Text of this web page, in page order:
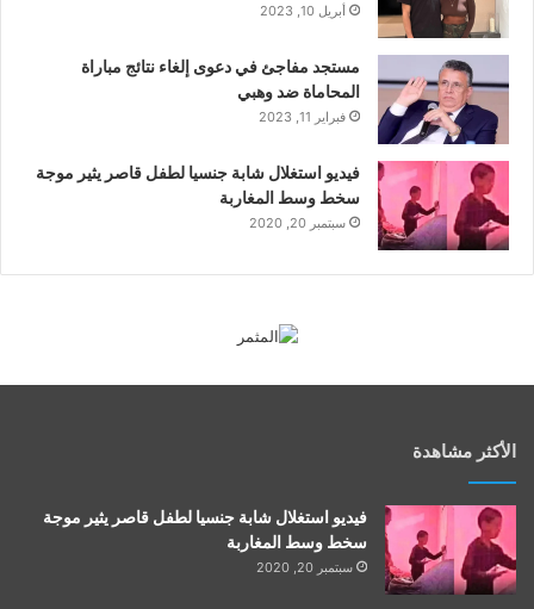
أبريل 10, 2023
مستجد مفاجئ في دعوى إلغاء نتائج مباراة
المحاماة ضد وهبي
فبراير 11, 2023
فيديو استغلال شابة جنسيا لطفل قاصر يثير موجة
سخط وسط المغاربة
سبتمبر 20, 2020
الأكثر مشاهدة
فيديو استغلال شابة جنسيا لطفل قاصر يثير موجة
سخط وسط المغاربة
سبتمبر 20, 2020